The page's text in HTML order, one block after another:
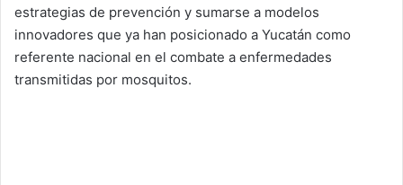
estrategias de prevención y sumarse a modelos
innovadores que ya han posicionado a Yucatán como
referente nacional en el combate a enfermedades
transmitidas por mosquitos.